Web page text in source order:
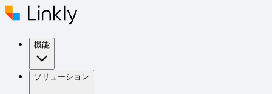
機能
ソリューション